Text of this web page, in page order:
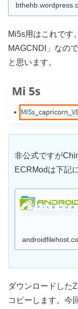
Mi5s用はこれです
MAGCNDI」なの
と思います。
非公式ですが
ECRModは下記
ダウンロードした
コピーします。今